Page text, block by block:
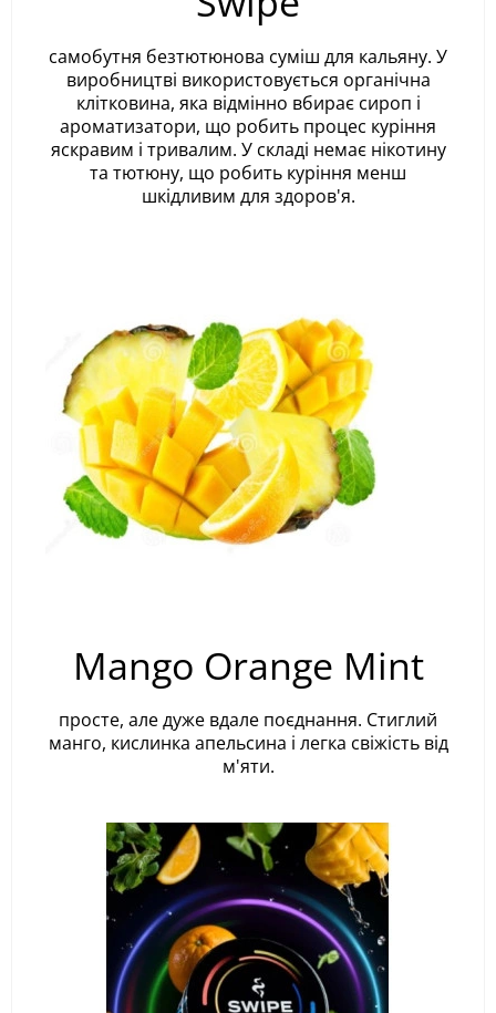
самобутня безтютюнова суміш для кальяну. У
виробництві використовується органічна
клітковина, яка відмінно вбирає сироп і
ароматизатори, що робить процес куріння
яскравим і тривалим. У складі немає нікотину
та тютюну, що робить куріння менш
шкідливим для здоров'я.
Mango Orange Mint
просте, але дуже вдале поєднання. Стиглий
манго, кислинка апельсина і легка свіжість від
м'яти.